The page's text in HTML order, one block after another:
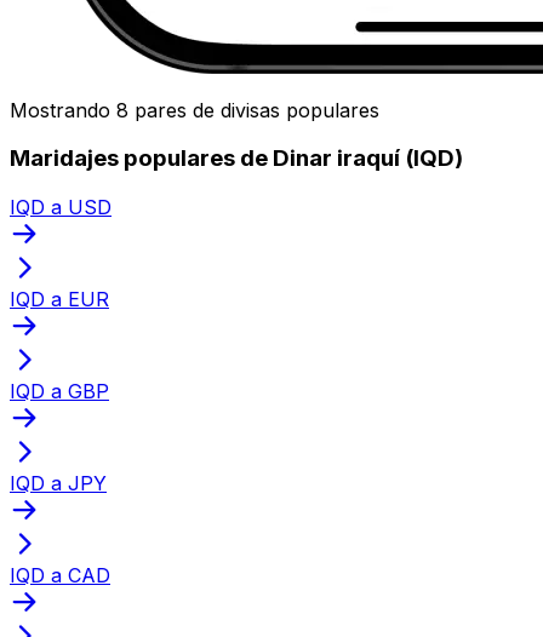
Mostrando 8 pares de divisas populares
Maridajes populares de Dinar iraquí (IQD)
IQD a USD
IQD a EUR
IQD a GBP
IQD a JPY
IQD a CAD